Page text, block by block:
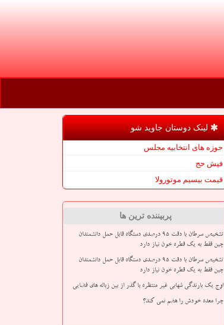
لینک دوستان جاوید شو
حوزه های انتخابیه مجلس
فیش حج
قیمت بیسیم موتورولا
پربیننده ترین ها
تشخیص سرطان با دقت ۹۵ درصدی دستگاه قابل حمل دانشمندان
چین فقط به یک قطره خون نیاز دارد
تشخیص سرطان با دقت ۹۵ درصدی دستگاه قابل حمل دانشمندان
چین فقط به یک قطره خون نیاز دارد
اوج یک بارندگی شهابی غیر منتظره با گذر از بین زباله های فضایی
چرا معده خودش را هضم نمی کند؟